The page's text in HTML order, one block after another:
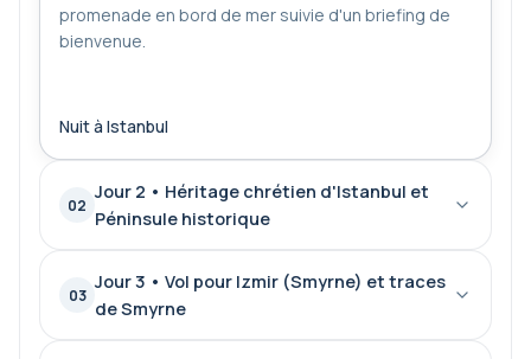
promenade en bord de mer suivie d'un briefing de
bienvenue.
Nuit à Istanbul
02
Jour 2 • Héritage chrétien d'Istanbul et
Péninsule historique
03
Jour 3 • Vol pour Izmir (Smyrne) et traces
de Smyrne